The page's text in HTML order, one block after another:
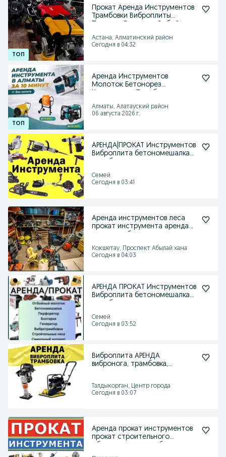
Прокат Аренда Инструментов
Трамбовки Виброплиты
Астана, Алматинский район
Сегодня в 04:32
Аренда Инструментов
Молоток Бетонорез
Алматы, Алатауский район
06 августа 2026 г.
АРЕНДА|ПРОКАТ Инструментов
Виброплита бетономешалка
Семей
Сегодня в 03:41
Аренда инструментов леса
прокат инструмента аренда
Кокшетау, Проспект Абылай хана
Сегодня в 04:03
АРЕНДА ПРОКАТ Инструментов
Виброплита бетономешалка
Семей
Сегодня в 03:52
Виброплита АРЕНДА
вибронога, трамбовка,
Талдыкорган, Центр города
Сегодня в 03:07
Аренда прокат инструментов
прокат строительного